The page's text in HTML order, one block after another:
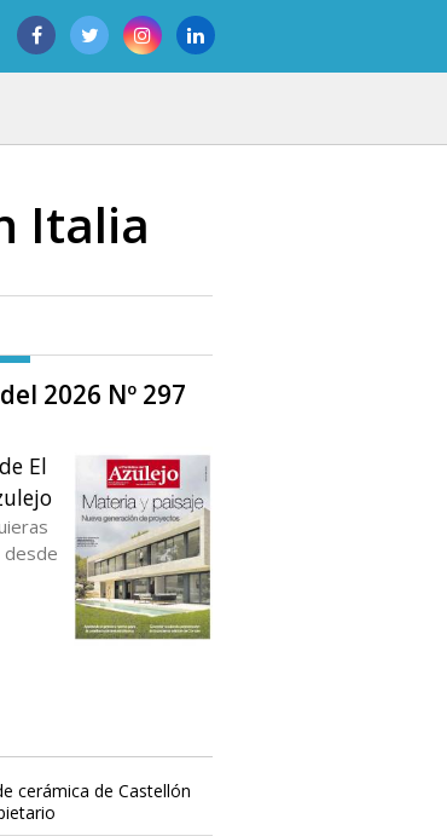
Italia
2026 Nº 297
El
desde
cerámica de Castellón